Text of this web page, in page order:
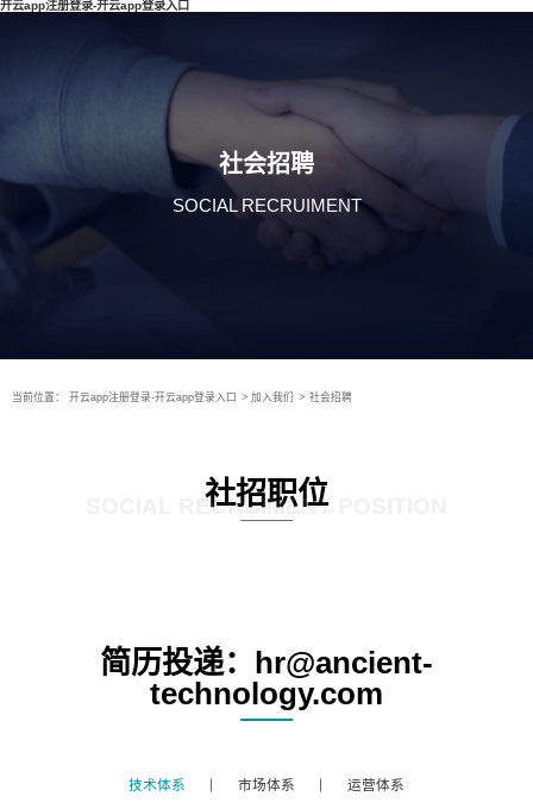
开云app注册登录-开云app登录入口
社会招聘
SOCIAL RECRUIMENT
当前位置： 开云app注册登录-开云app登录入口 > 加入我们 > 社会招聘
社招职位
SOCIAL RECRUIMENT POSITION
简历投递：hr@ancient-
technology.com
技术体系 市场体系 运营体系